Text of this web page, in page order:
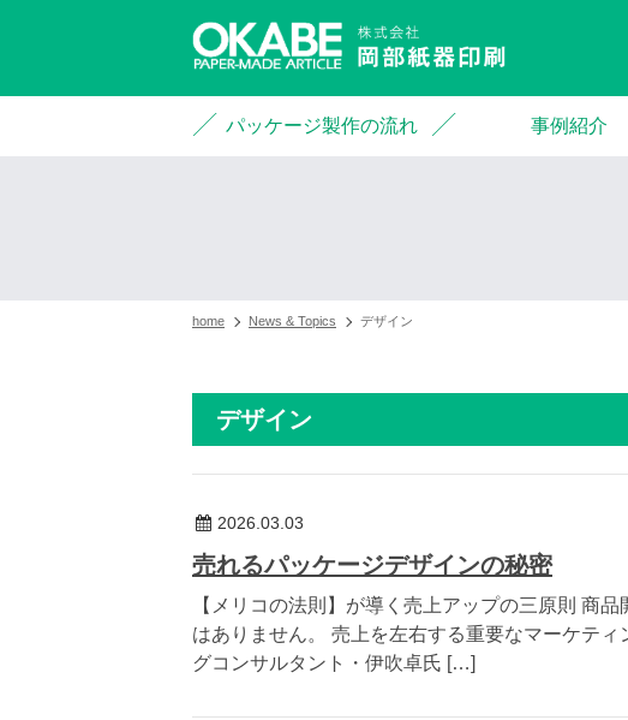
パッケージ製作の流れ 事例紹介
home News & Topics デザイン
デザイン
2026.03.03
売れるパッケージデザインの秘密
【メリコの法則】が導く売上アップの三原則 商
はありません。 売上を左右する重要なマーケテ
グコンサルタント・伊吹卓氏 […]